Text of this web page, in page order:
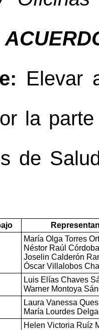
Elevar
la
de
María Olga Torres
Néstor Raúl
Joselin Calderón
Óscar Villalobos
Luis Elías Chaves
Warner Montoya
Laura Vanessa
María Lourdes
Helen Victoria Ruíz